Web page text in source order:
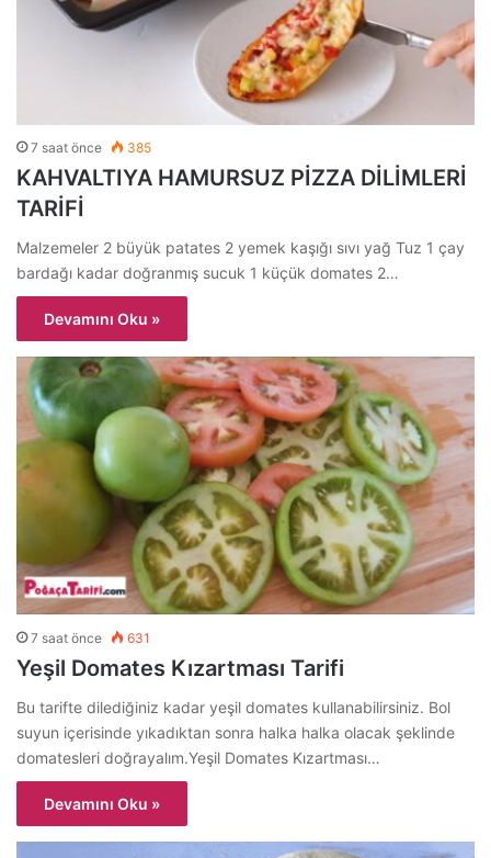
7 saat önce 385
KAHVALTIYA HAMURSUZ PİZZA DİLİMLERİ
TARİFİ
Malzemeler 2 büyük patates 2 yemek kaşığı sıvı yağ Tuz 1 çay
bardağı kadar doğranmış sucuk 1 küçük domates 2…
Devamını Oku »
7 saat önce 631
Yeşil Domates Kızartması Tarifi
Bu tarifte dilediğiniz kadar yeşil domates kullanabilirsiniz. Bol
suyun içerisinde yıkadıktan sonra halka halka olacak şeklinde
domatesleri doğrayalım.Yeşil Domates Kızartması…
Devamını Oku »